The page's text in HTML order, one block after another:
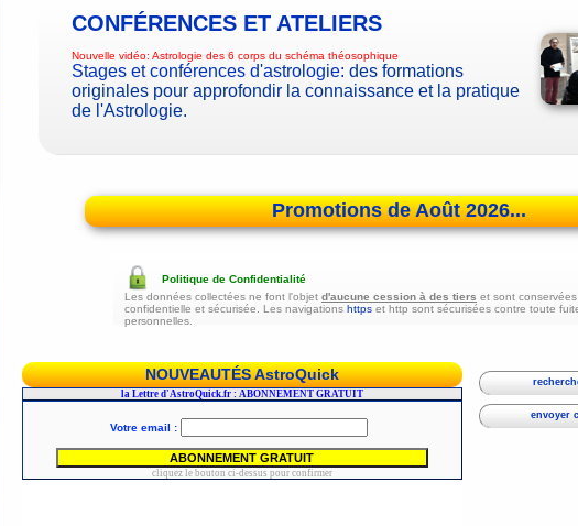
CONFÉRENCES ET ATELIERS
Nouvelle vidéo: Astrologie des 6 corps du schéma théosophique
Stages et conférences d'astrologie: des formations
originales pour approfondir la connaissance et la pratique
de l'Astrologie.
Promotions de Août 2026...
Politique de Confidentialité
Les données collectées ne font l'objet d'aucune cession à des tiers et sont
confidentielle et sécurisée. Les navigations https et http sont sécurisées contre toute
personnelles.
NOUVEAUTÉS AstroQuick
envoyer